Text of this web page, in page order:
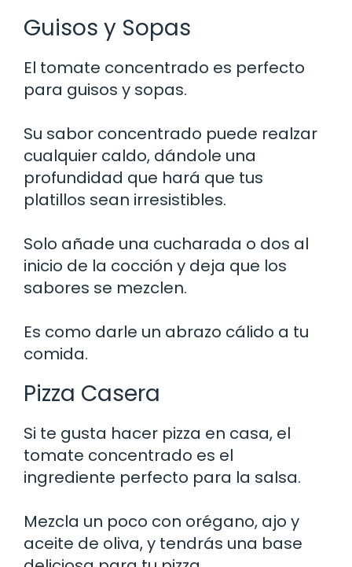
Guisos y Sopas
El tomate concentrado es perfecto
para guisos y sopas.
Su sabor concentrado puede realzar
cualquier caldo, dándole una
profundidad que hará que tus
platillos sean irresistibles.
Solo añade una cucharada o dos al
inicio de la cocción y deja que los
sabores se mezclen.
Es como darle un abrazo cálido a tu
comida.
Pizza Casera
Si te gusta hacer pizza en casa, el
tomate concentrado es el
ingrediente perfecto para la salsa.
Mezcla un poco con orégano, ajo y
aceite de oliva, y tendrás una base